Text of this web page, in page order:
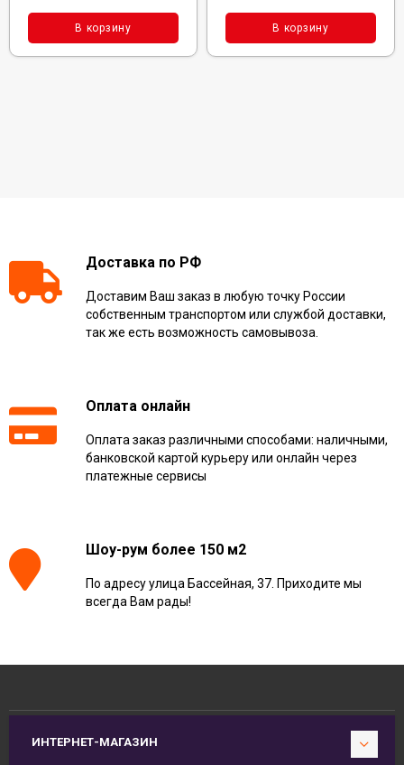
В корзину В корзину
Доставка по РФ
Доставим Ваш заказ в любую точку России
собственным транспортом или службой доставки,
так же есть возможность самовывоза.
Оплата онлайн
Оплата заказ различными способами: наличными,
банковской картой курьеру или онлайн через
платежные сервисы
Шоу-рум более 150 м2
По адресу улица Бассейная, 37. Приходите мы
всегда Вам рады!
ИНТЕРНЕТ-МАГАЗИН